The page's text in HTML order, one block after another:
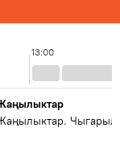
13:00